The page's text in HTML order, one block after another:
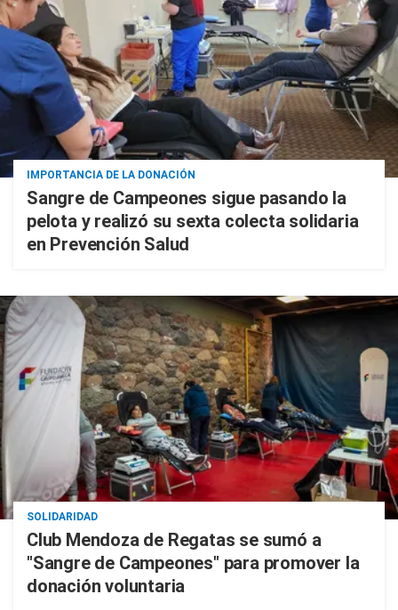
IMPORTANCIA DE LA DONACIÓN
Sangre de Campeones sigue pasando la
pelota y realizó su sexta colecta solidaria
en Prevención Salud
SOLIDARIDAD
Club Mendoza de Regatas se sumó a
"Sangre de Campeones" para promover la
donación voluntaria